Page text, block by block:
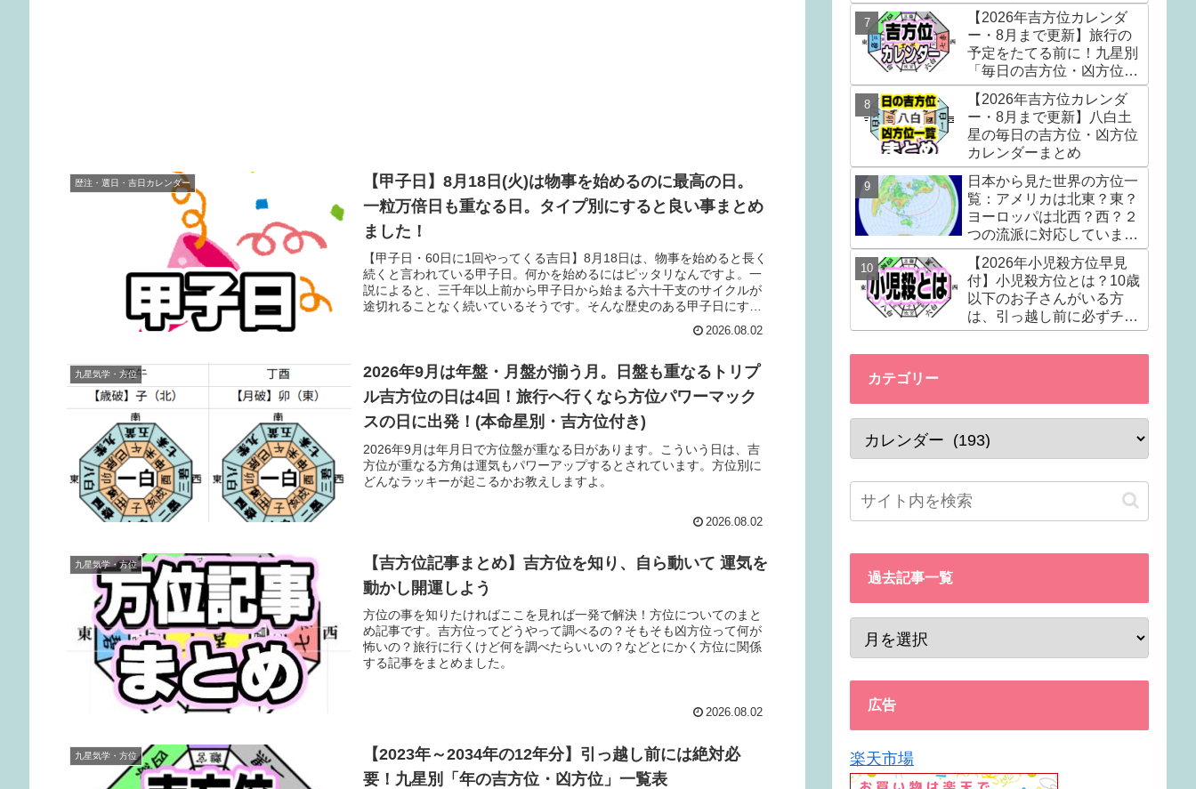
歴注・選日・吉日カレンダー
【甲子日】8月18日(火)は物事を始めるのに最高の日。
一粒万倍日も重なる日。タイプ別にすると良い事まとめ
ました！
【甲子日・60日に1回やってくる吉日】8月18日は、物事を始めると長く
続くと言われている甲子日。何かを始めるにはピッタリなんですよ。一
説によると、三千年以上前から甲子日から始まる六十干支のサイクルが
途切れることなく続いているそうです。そんな歴史のある甲子日にする
2026.08.02
九星気学・方位
2026年9月は年盤・月盤が揃う月。日盤も重なるトリプ
ル吉方位の日は4回！旅行へ行くなら方位パワーマック
スの日に出発！(本命星別・吉方位付き)
2026年9月は年月日で方位盤が重なる日があります。こういう日は、吉
方位が重なる方角は運気もパワーアップするとされています。方位別に
どんなラッキーが起こるかお教えしますよ。
2026.08.02
九星気学・方位
【吉方位記事まとめ】吉方位を知り、自ら動いて 運気を
動かし開運しよう
方位の事を知りたければここを見れば一発で解決！方位についてのまと
め記事です。吉方位ってどうやって調べるの？そもそも凶方位って何が
怖いの？旅行に行くけど何を調べたらいいの？などとにかく方位に関係
する記事をまとめました。
2026.08.02
九星気学・方位
【2023年～2034年の12年分】引っ越し前には絶対必
要！九星別「年の吉方位・凶方位」一覧表
【2026年吉方位カレンダ
ー・8月まで更新】旅行の
予定をたてる前に！九星別
「毎日の吉方位・凶方位」
カレンダー。吉方位散歩で
『運の貯金』をしましょう
【2026年吉方位カレンダ
ー・8月まで更新】八白土
星の毎日の吉方位・凶方位
カレンダーまとめ
日本から見た世界の方位一
覧：アメリカは北東？東？
ヨーロッパは北西？西？２
つの流派に対応していま
す。
【2026年小児殺方位早見
付】小児殺方位とは？10歳
以下のお子さんがいる方
は、引っ越し前に必ずチェ
ック！！
カテゴリー
過去記事一覧
広告
楽天市場